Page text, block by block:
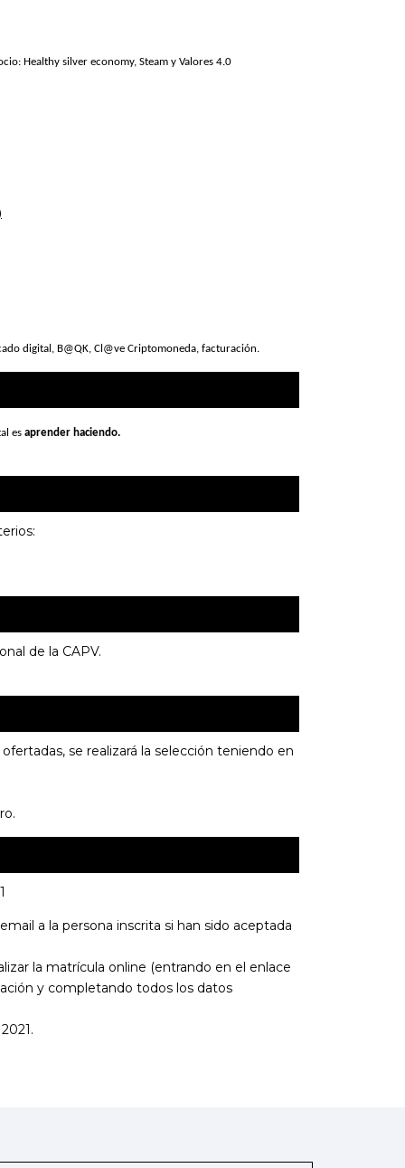
Healthy silver economy, Steam y Valores 4.0
digital, B@QK, Cl@ve Criptomoneda, facturación.
es aprender haciendo.
de la CAPV.
se realizará la selección teniendo en
a la persona inscrita si han sido aceptada
la matrícula online (entrando en el enlace
y completando todos los datos